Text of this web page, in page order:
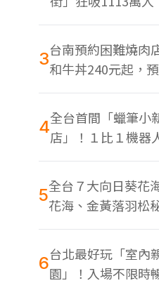
色美食多
3台南預約困難燒肉
和牛丼240元起，
地點曝光
4全台首間「蠟筆小
店」！１比１機器
男，百款周邊買翻
5全台７大向日葵花
花海、金黃落羽松
同框
6台北最好玩「室內
園」！入場不限時